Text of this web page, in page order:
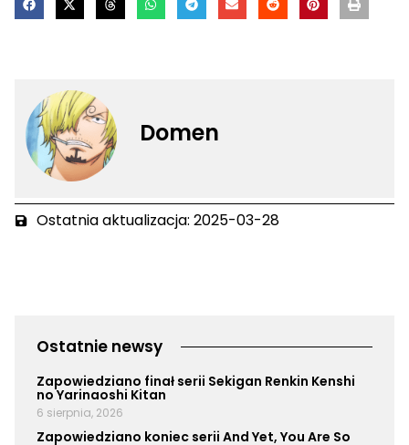
Domen
Ostatnia aktualizacja: 2025-03-28
Ostatnie newsy
Zapowiedziano finał serii Sekigan Renkin Kenshi
no Yarinaoshi Kitan
6 sierpnia, 2026
Zapowiedziano koniec serii And Yet, You Are So